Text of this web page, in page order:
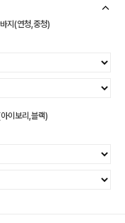
지(연청,중청)
이보리,블랙)